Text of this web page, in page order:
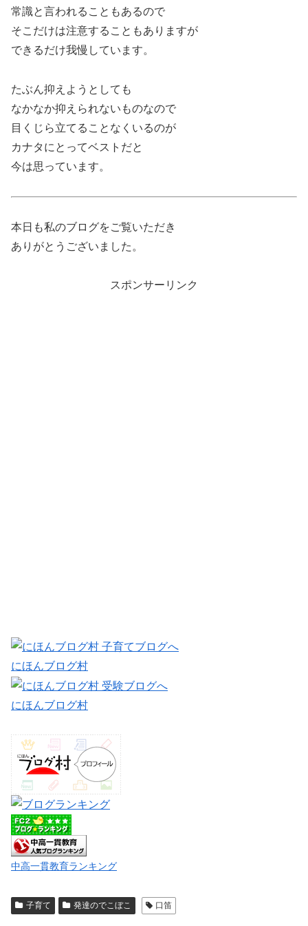
常識と言われることもあるので
そこだけは注意することもありますが
できるだけ我慢しています。
たぶん抑えようとしても
なかなか抑えられないものなので
目くじら立てることなくいるのが
カナタにとってベストだと
今は思っています。
本日も私のブログをご覧いただき
ありがとうございました。
スポンサーリンク
にほんブログ村
にほんブログ村
中高一貫教育ランキング
子育て 発達のでこぼこ 口笛